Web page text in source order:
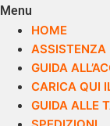
Menu
HOME
ASSISTENZA
GUIDA
CARICA QUI
GUIDA ALLE